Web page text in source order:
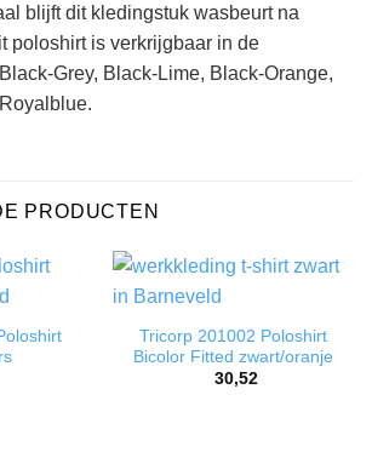
blijft dit kledingstuk wasbeurt na
poloshirt is verkrijgbaar in de
Grey, Black-Lime, Black-Orange,
PRODUCTEN
Tricorp 201002 Poloshirt
Bicolor Fitted zwart/oranje
30,52